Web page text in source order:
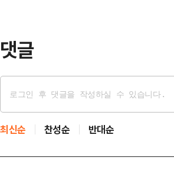
댓글
최신순 찬성순 반대순